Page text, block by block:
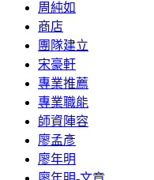
周純如
商店
團隊建立
宋豪軒
專業推薦
專業職能
師資陣容
廖孟彥
廖年明